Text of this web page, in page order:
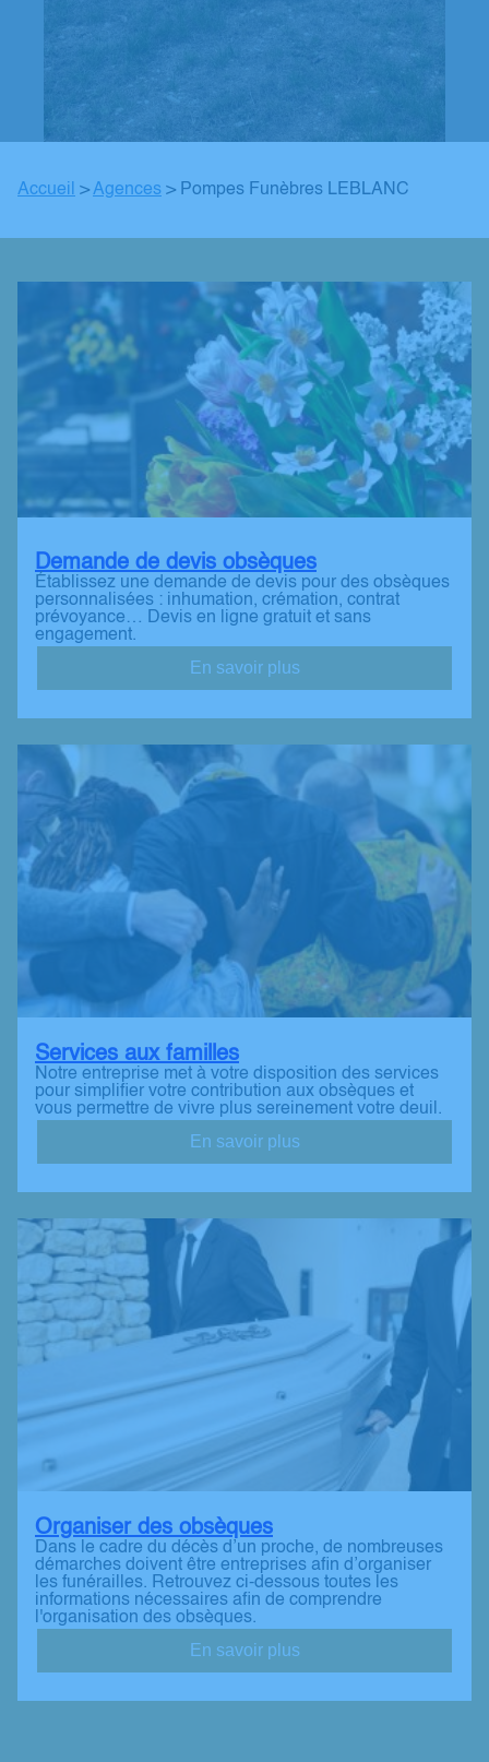
Accueil >Agences > Pompes Funèbres LEBLANC
Demande de devis obsèques
Établissez une demande de devis pour des obsèques
personnalisées : inhumation, crémation, contrat
prévoyance… Devis en ligne gratuit et sans
engagement.
En savoir plus
Services aux familles
Notre entreprise met à votre disposition des services
pour simplifier votre contribution aux obsèques et
vous permettre de vivre plus sereinement votre deuil.
En savoir plus
Organiser des obsèques
Dans le cadre du décès d’un proche, de nombreuses
démarches doivent être entreprises afin d’organiser
les funérailles. Retrouvez ci-dessous toutes les
informations nécessaires afin de comprendre
l'organisation des obsèques.
En savoir plus